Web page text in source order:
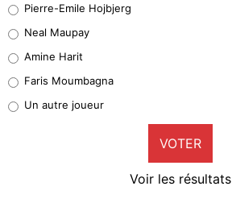
4%
1%
9%
Pierre-Emile Hojbjerg
Neal Maupay
Amine Harit
Faris Moumbagna
Un autre joueur
VOTER
Voir les résultats